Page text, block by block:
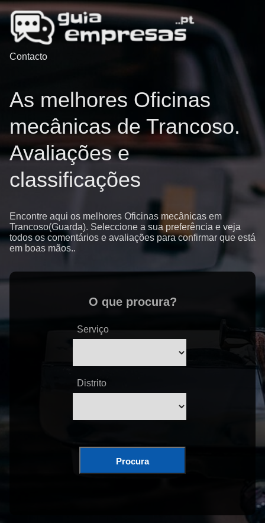
Contacto
As melhores Oficinas
mecânicas de Trancoso.
Avaliações e
classificações
Encontre aqui os melhores Oficinas mecânicas em
Trancoso(Guarda). Seleccione a sua preferência e veja
todos os comentários e avaliações para confirmar que está
em boas mãos..
O que procura?
Serviço
Distrito
Procura